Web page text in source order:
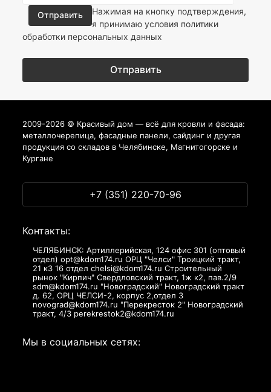
Нажимая на кнопку подтверждения,
я принимаю условия политики
обработки персональных данных
2009-2026 © Красивый дом — всё для кровли и фасада:
металлочерепица, фасадные панели, сайдинг и другая
продукция со складов в Челябинске, Магнитогорске и
Кургане
+7 (351) 220-70-96
Контакты:
ЧЕЛЯБИНСК: Артиллерийская, 124 офис 301 (оптовый
отдел) opt@kdom174.ru ОРЦ "Челси" Троицкий тракт,
21 к3 16 отдел chelsi@kdom174.ru Строительный
рынок "Кирпич" Свердловский тракт, 1ж к2, пав.2/9
sdm@kdom174.ru "Новоградский" Новоградский тракт
д. 62, ОРЦ ЧЕЛСИ-2, корпус 2,отдел 3
novograd@kdom174.ru "Перекресток 2" Новоградский
тракт, 4/3 perekrestok2@kdom174.ru
Мы в социальных сетях: